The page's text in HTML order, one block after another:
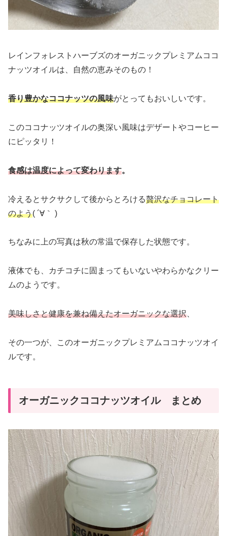
レインフォレストハーブズのオーガニックプレミアムココ
ナッツオイルは、自然の恵みそのもの！
香り豊かなココナッツの風味がとってもおいしいです。
このココナッツオイルの奥深い風味はデザートやコーヒー
にピッタリ！
食感は温度によって変わります。
冷えるとサクサクして後からとろける贅沢なチョコレート
のよう( ´∀｀ )
ちなみに上の写真は秋の常温で保存した状態です。
液体でも、カチコチに固まってもいないやわらかなクリー
ムのようです。
美味しさと健康を兼ね備えたオーガニックな選択
その一つが、このオーガニックプレミアムココナッツオイ
ルです。
オーガニックココナッツオイル まとめ